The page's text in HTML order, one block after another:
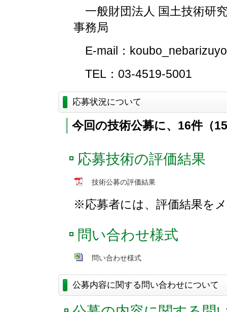
一般財団法人 国土技術研
事務局
E-mail：
TEL：03-4519-5001
応募状況について
今回の技術公募に、16件（
応募技術の評価結果
技術公募の評価結果
※応募者には、評価結果を
問い合わせ様式
問い合わせ様式
公募内容に関する問い合わせについて